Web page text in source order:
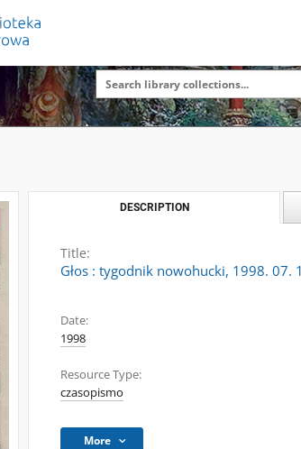
DESCRIPTION
Title:
Głos : tygodnik nowohucki, 1998. 07.
Date:
1998
Resource Type:
czasopismo
More